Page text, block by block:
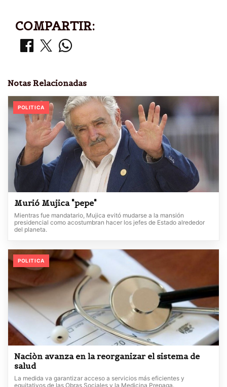
COMPARTIR:
Notas Relacionadas
POLITICA
Murió Mujica "pepe"
Mientras fue mandatario, Mujica evitó mudarse a la mansión
presidencial como acostumbran hacer los jefes de Estado alrededor
del planeta.
POLITICA
Naciòn avanza en la reorganizar el sistema de
salud
La medida va garantizar acceso a servicios más eficientes y
equitativos de las Obras Sociales y la Medicina Prepaga.